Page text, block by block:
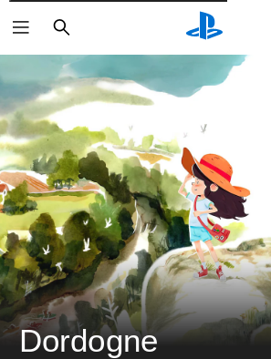
検
索
Dordogne